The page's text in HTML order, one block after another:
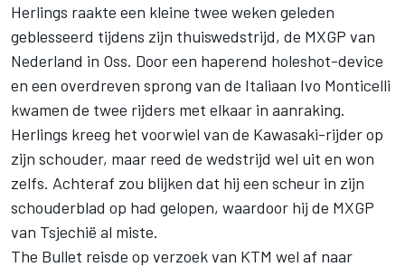
Herlings raakte een kleine twee weken geleden
geblesseerd tijdens zijn thuiswedstrijd, de MXGP van
Nederland in Oss. Door een haperend holeshot-device
en een overdreven sprong van de Italiaan Ivo Monticelli
kwamen de twee rijders met elkaar in aanraking.
Herlings kreeg het voorwiel van de Kawasaki-rijder op
zijn schouder, maar reed de wedstrijd wel uit en won
zelfs. Achteraf zou blijken dat hij een scheur in zijn
schouderblad op had gelopen, waardoor hij de MXGP
van Tsjechië al miste.
The Bullet reisde op verzoek van KTM wel af naar